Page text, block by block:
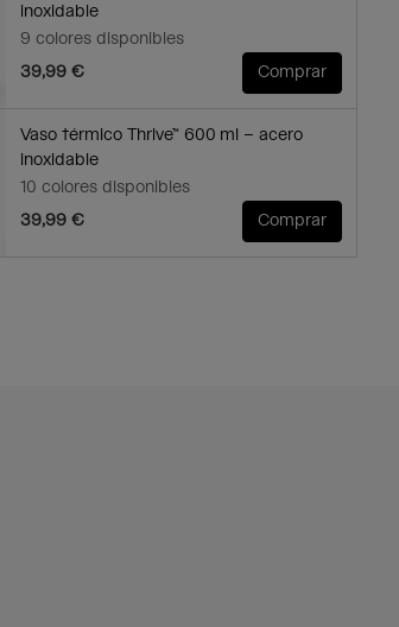
inoxidable
9 colores disponibles
39,99 €
Comprar
Vaso térmico Thrive™ 600 ml – acero
inoxidable
10 colores disponibles
39,99 €
Comprar